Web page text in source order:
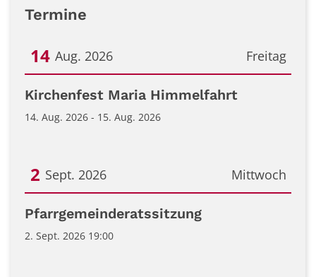
Termine
Freitag
14 Aug. 2026
Datum: 14. August 2026
Kirchenfest Maria Himmelfahrt
14. Aug. 2026 - 15. Aug. 2026
Mittwoch
2 Sept. 2026
Datum: 2. September 2026
Pfarrgemeinderatssitzung
2. Sept. 2026 19:00